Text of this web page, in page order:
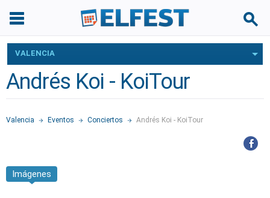
VALENCIA
Andrés Koi - KoiTour
Valencia Eventos Conciertos Andrés Koi - KoiTour
Imágenes